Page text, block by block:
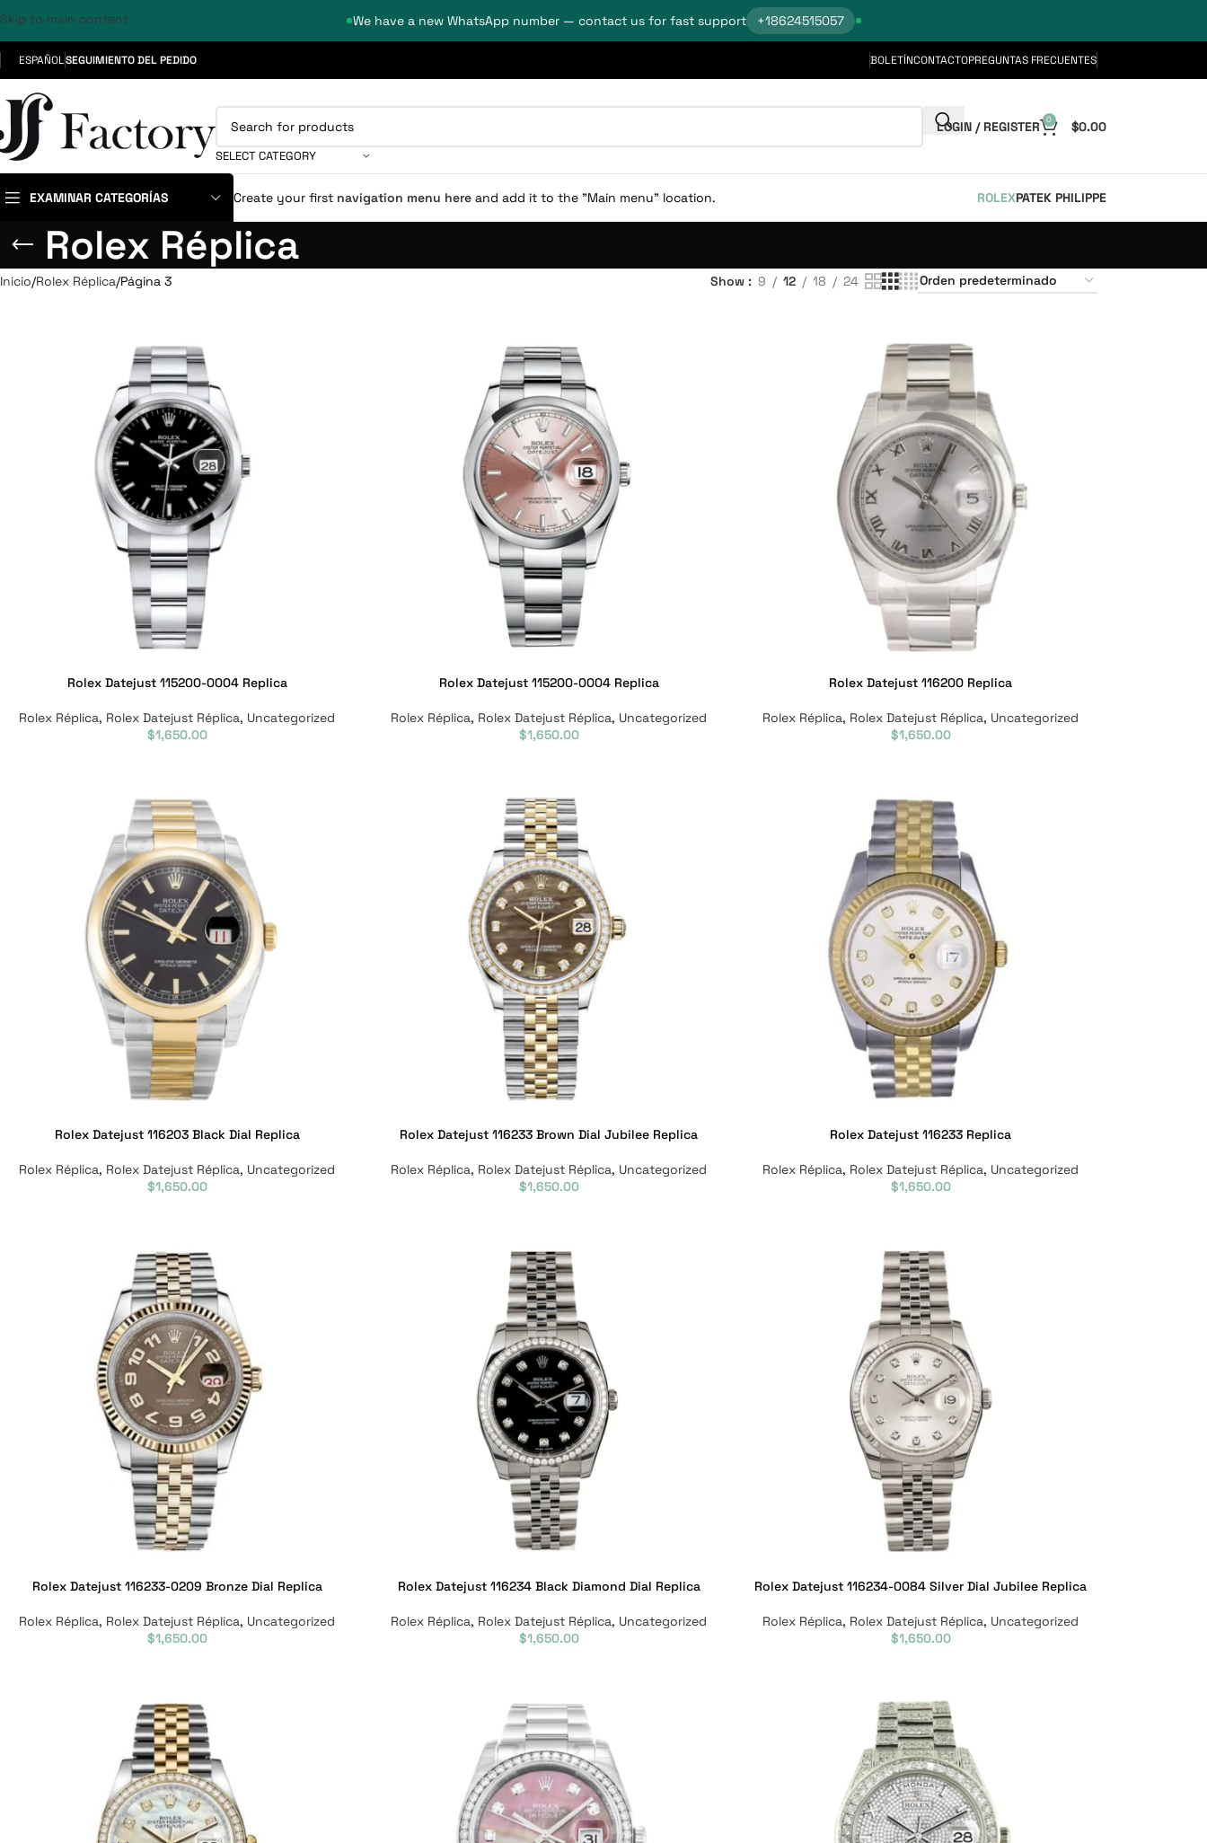
We have a new WhatsApp number — contact us for fast support +18624515057
Skip to main content
ESPAÑOLSEGUIMIENTO DEL PEDIDO BOLETÍNCONTACTOPREGUNTAS FRECUENTES
SELECT CATEGORY
LOGIN / REGISTER 0 $0.00
EXAMINAR CATEGORÍAS Create your first navigation menu here and add it to the "Main menu" location. ROLEXPATEK PHILIPPE
Rolex Réplica
Inicio Rolex Réplica Página 3 Show 9 12 18 24
Rolex Datejust 115200-0004 Replica
Rolex Réplica, Rolex Datejust Réplica, Uncategorized
$1,650.00
Rolex Datejust 115200-0004 Replica
Rolex Réplica, Rolex Datejust Réplica, Uncategorized
$1,650.00
Rolex Datejust 116200 Replica
Rolex Réplica, Rolex Datejust Réplica, Uncategorized
$1,650.00
Rolex Datejust 116203 Black Dial Replica
Rolex Réplica, Rolex Datejust Réplica, Uncategorized
$1,650.00
Rolex Datejust 116233 Brown Dial Jubilee Replica
Rolex Réplica, Rolex Datejust Réplica, Uncategorized
$1,650.00
Rolex Datejust 116233 Replica
Rolex Réplica, Rolex Datejust Réplica, Uncategorized
$1,650.00
Rolex Datejust 116233-0209 Bronze Dial Replica
Rolex Réplica, Rolex Datejust Réplica, Uncategorized
$1,650.00
Rolex Datejust 116234 Black Diamond Dial Replica
Rolex Réplica, Rolex Datejust Réplica, Uncategorized
$1,650.00
Rolex Datejust 116234-0084 Silver Dial Jubilee Replica
Rolex Réplica, Rolex Datejust Réplica, Uncategorized
$1,650.00